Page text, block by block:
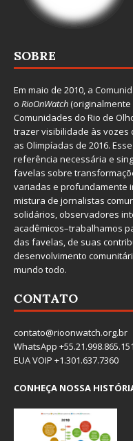
SOBRE
Em maio de 2010, a
o RioOnWatch(originalmente
Comunidades do Rio de
trazer visibilidade às
as Olimpíadas de 2016.
referência necessária e
favelas sobre
variadas e profundamente
mistura de jornalistas
solidários, observadores
acadêmicos–trabalhamos
das favelas, de suas
desenvolvimento
mundo todo.
CONTATO
contato@rioonwatch.org.br
WhatsApp +55.21.998.865.151
EUA VOIP +1.301.637.7360
CONHEÇA NOSSA